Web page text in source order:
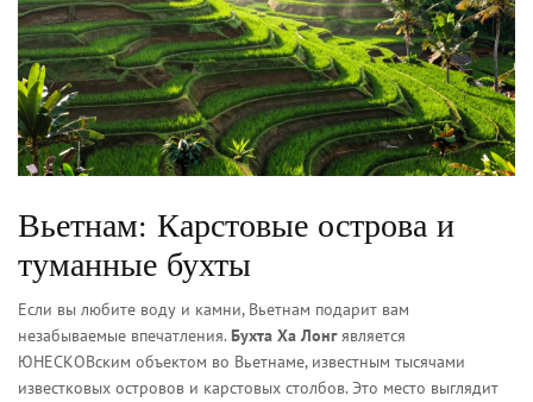
Вьетнам: Карстовые острова и
туманные бухты
Если вы любите воду и камни, Вьетнам подарит вам
незабываемые впечатления. Бухта Ха Лонгявляется
ЮНЕСКОВским объектом во Вьетнаме, известным тысячами
известковых островов и карстовых столбов. Это место выглядит